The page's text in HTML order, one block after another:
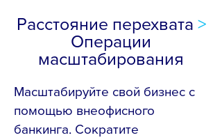
Расстояние перехвата >
Операции
масштабирования
Масштабируйте свой бизнес с
помощью внеофисного
банкинга. Сократите